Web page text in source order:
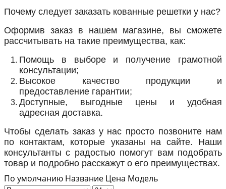
Почему следует заказать кованные решетки у нас?
Оформив заказ в нашем магазине, вы сможете
рассчитывать на такие преимущества, как:
Помощь в выборе и получение грамотной
консультации;
Высокое качество продукции и
предоставление гарантии;
Доступные, выгодные цены и удобная
адресная доставка.
Чтобы сделать заказ у нас просто позвоните нам
по контактам, которые указаны на сайте. Наши
консультанты с радостью помогут вам подобрать
товар и подробно расскажут о его преимуществах.
По умолчанию Название Цена Модель